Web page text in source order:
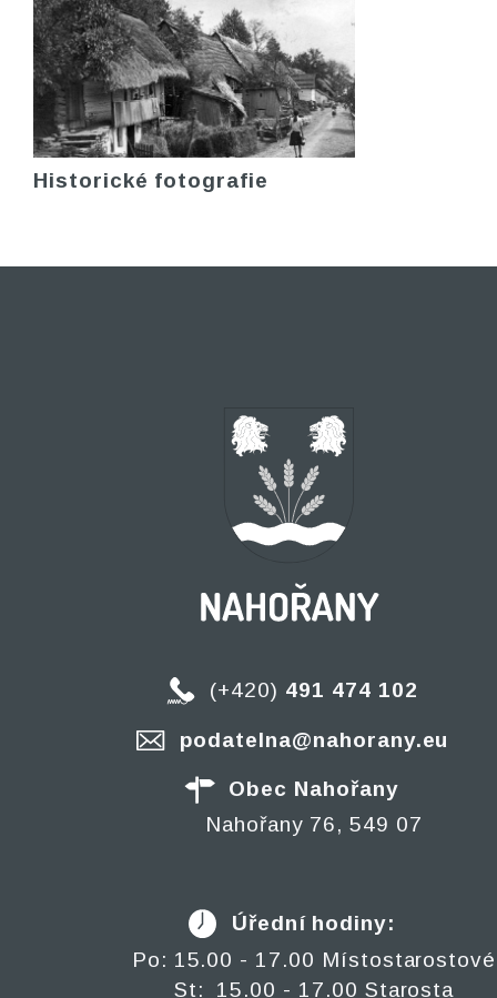
Historické fotografie
(+420) 491 474 102
podatelna@nahorany.eu
Obec Nahořany
Nahořany 76, 549 07
Úřední hodiny:
Po: 15.00 - 17.00 Místostarostové
St: 15.00 - 17.00 Starosta